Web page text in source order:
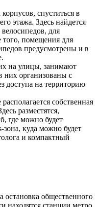
спуститься в
этажа. Здесь найдется
для
помещения для
предусмотрены и в
на улицы, занимают
них организованы с
доступа на территорию
собственная
разместятся,
где можно будет
куда можно будет
и компактный
остановка общественного
находятся станции метро